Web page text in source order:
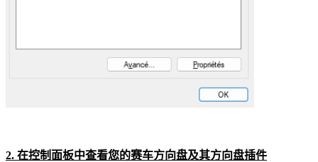
2. 在控制面板中查看您的赛车方向盘及其方向盘插件